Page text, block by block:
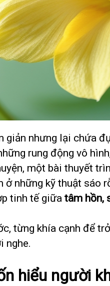
giản nhưng lại chứa
rung động vô
một bài thuyết
ở những kỹ thuật sáo
tinh tế giữa tâm hồn,
từng khía cạnh để
nghe.
hiểu người